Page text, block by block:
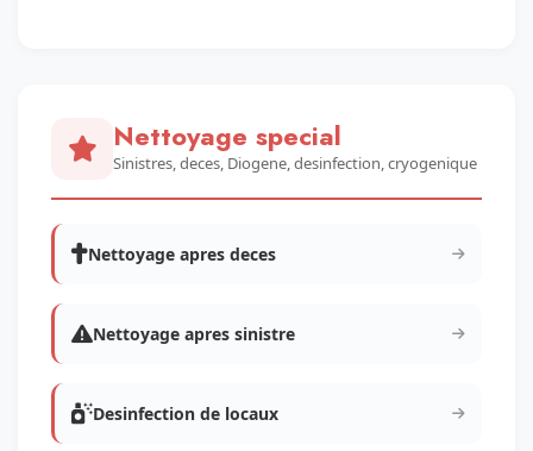
Nettoyage special
Sinistres, deces, Diogene, desinfection, cryogenique
Nettoyage apres deces
Nettoyage apres sinistre
Desinfection de locaux